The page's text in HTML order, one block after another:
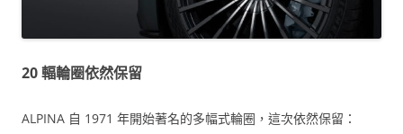
20 輻輪圈依然保留
ALPINA 自 1971 年開始著名的多幅式輪圈，這次依然保留：